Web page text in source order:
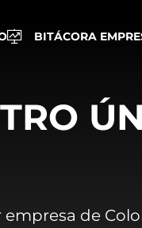
BITÁCORA
empresa de